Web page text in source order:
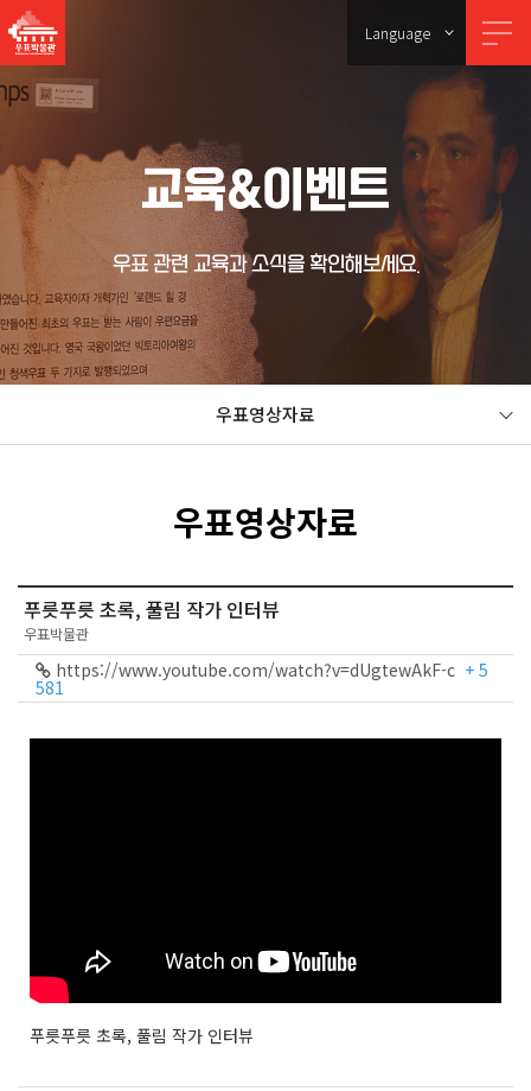
Language
교육&이벤트
우표 관련 교육과 소식을 확인해보세요.
우표영상자료
우표영상자료
푸릇푸릇 초록, 풀림 작가 인터뷰
우표박물관
https://www.youtube.com/watch?v=dUgtewAkF-c + 5
581
푸릇푸릇 초록, 풀림 작가 인터뷰